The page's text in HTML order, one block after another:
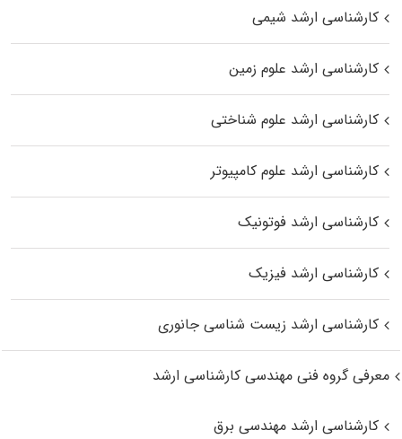
کارشناسی ارشد شیمی
کارشناسی ارشد علوم زمین
کارشناسی ارشد علوم شناختی
کارشناسی ارشد علوم کامپیوتر
کارشناسی ارشد فوتونیک
کارشناسی ارشد فیزیک
کارشناسی ارشد زیست‌ شناسی جانوری
معرفی گروه فنی مهندسی کارشناسی ارشد
کارشناسی ارشد مهندسی برق